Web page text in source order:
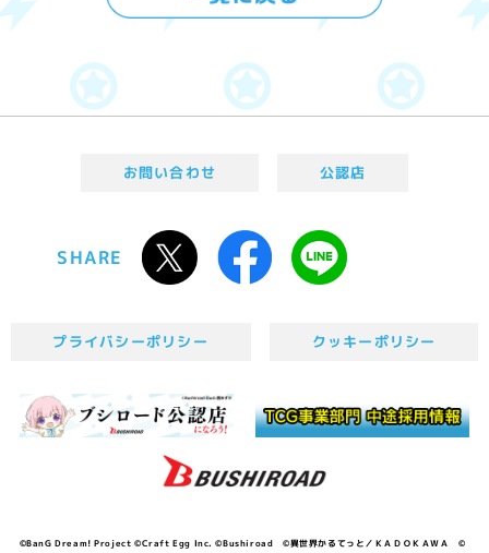
お問い合わせ 公認店
SHARE
プライバシーポリシー クッキーポリシー
©BanG Dream! Project ©Craft Egg Inc. ©Bushiroad ©異世界かるてっと／ＫＡＤＯＫＡＷＡ ©